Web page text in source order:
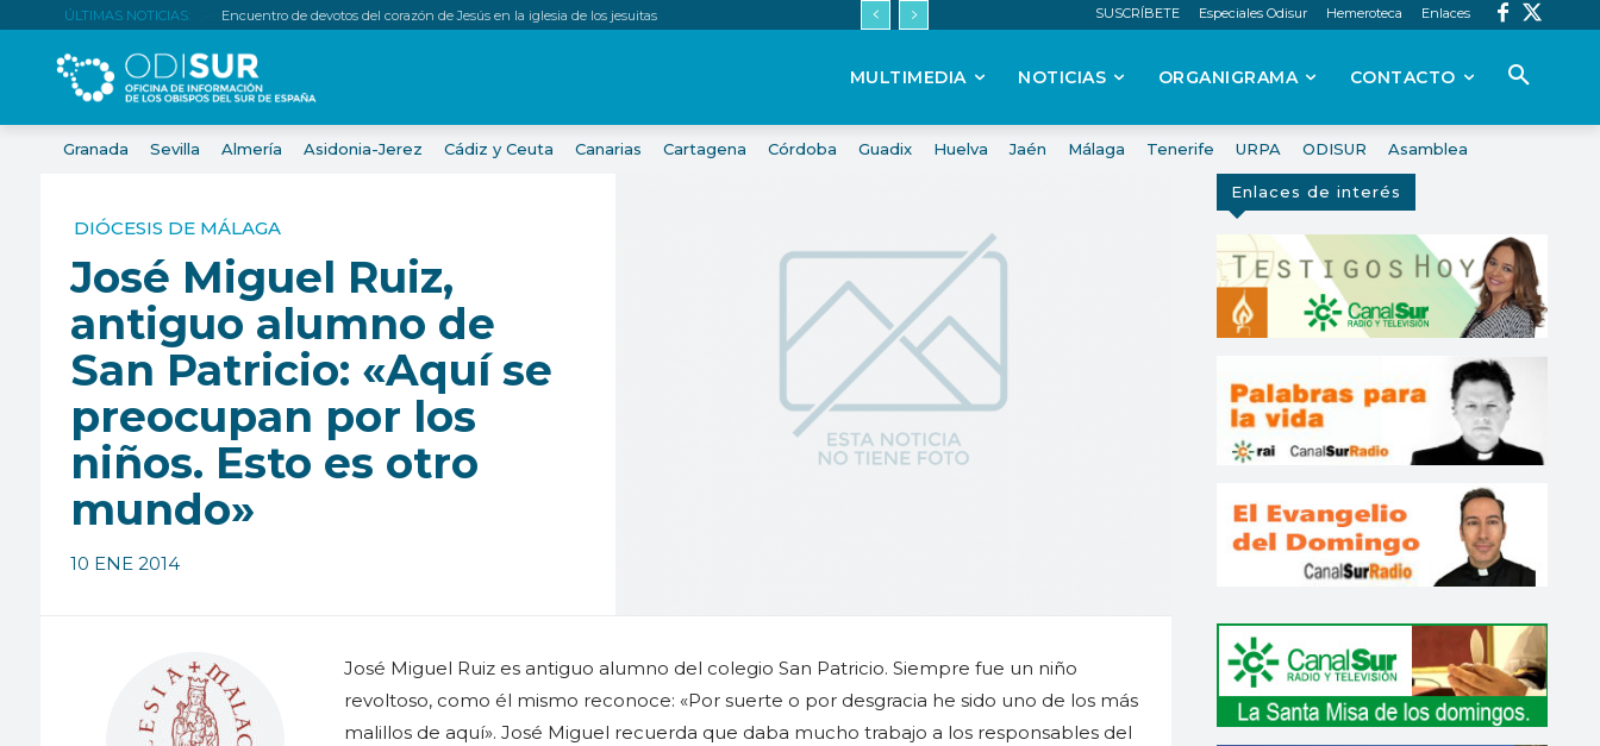
ÚLTIMAS NOTICIAS: Encuentro de devotos del corazón de Jesús en la iglesia de los jesuitas SUSCRÍBETE Especiales Odisur Hemeroteca Enlaces
MULTIMEDIA NOTICIAS ORGANIGRAMA CONTACTO
Granada Sevilla Almería Asidonia-Jerez Cádiz y Ceuta Canarias Cartagena Córdoba Guadix Huelva Jaén Málaga Tenerife URPA ODISUR Asamblea
DIÓCESIS DE MÁLAGA
José Miguel Ruiz,
antiguo alumno de
San Patricio: «Aquí se
preocupan por los
niños. Esto es otro
mundo»
10 ENE 2014
José Miguel Ruiz es antiguo alumno del colegio San Patricio. Siempre fue un niño
revoltoso, como él mismo reconoce: «Por suerte o por desgracia he sido uno de los más
malillos de aquí». José Miguel recuerda que daba mucho trabajo a los responsables del
Enlaces de interés